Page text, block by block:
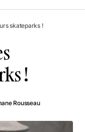
skateparks !
!
Rousseau